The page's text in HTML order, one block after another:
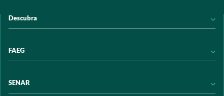
Descubra
Acervo digital
Programas e Serviços
FAEG
Transparência
SENAR